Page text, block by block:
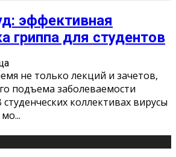
эффективная
гриппа для студентов
не только лекций и зачетов,
подъема заболеваемости
коллективах вирусы
мо...